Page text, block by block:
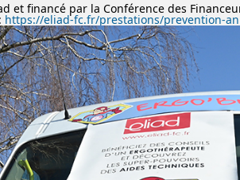
et financé par la Conférence des
https://eliad-fc.fr/prestations/prevention-